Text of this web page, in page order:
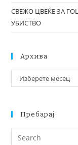
СВЕЖО ЦВЕЌЕ ЗА
УБИСТВО
Архива
Изберете месец
Пребарај